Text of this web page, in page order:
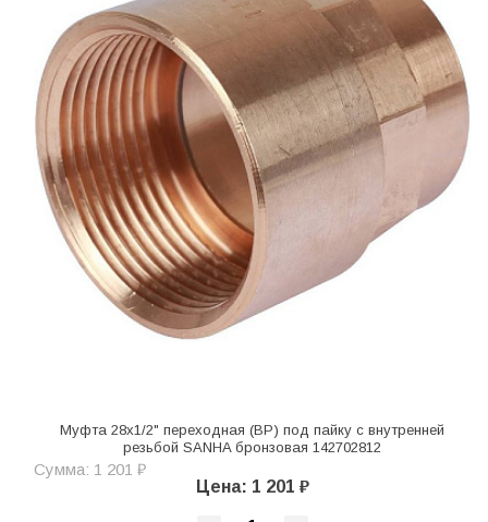
Муфта 28х1/2" переходная (ВР) под пайку с внутренней
резьбой SANHA бронзовая 142702812
Сумма: 1 201 ₽
Цена: 1 201 ₽